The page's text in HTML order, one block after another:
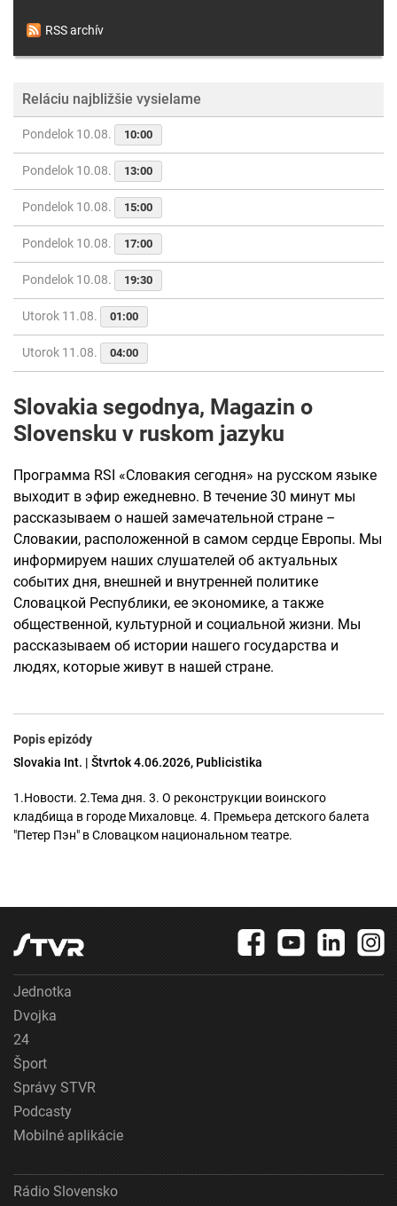
RSS archív
Reláciu najbližšie vysielame
Pondelok 10.08. 10:00
Pondelok 10.08. 13:00
Pondelok 10.08. 15:00
Pondelok 10.08. 17:00
Pondelok 10.08. 19:30
Utorok 11.08. 01:00
Utorok 11.08. 04:00
Slovakia segodnya, Magazin o
Slovensku v ruskom jazyku
Программа RSI «Словакия сегодня» на русском языке
выходит в эфир ежедневно. В течение 30 минут мы
рассказываем о нашей замечательной стране –
Словакии, расположенной в самом сердце Европы. Мы
информируем наших слушателей об актуальных
событих дня, внешней и внутренней политике
Словацкой Республики, ее экономике, а также
общественной, культурной и социальной жизни. Мы
рассказываем об истории нашего государства и
людях, которые живут в нашей стране.
Popis epizódy
Slovakia Int. | Štvrtok 4.06.2026, Publicistika
1.Новости. 2.Тема дня. 3. О реконструкции воинского
кладбища в городе Михаловце. 4. Премьера детского балета
"Петер Пэн" в Словацком национальном театре.
Jednotka
Dvojka
24
Šport
Správy STVR
Podcasty
Mobilné aplikácie
Rádio Slovensko